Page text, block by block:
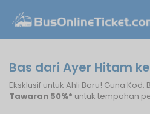
Bas dari Ayer Hitam
Eksklusif untuk Ahli Baru! Guna Kod:
Tawaran 50%* untuk tempahan